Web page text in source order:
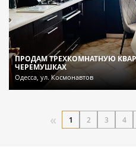
ПРОДАМ ТРЕХКОМНАТНУЮ
ЧЕРЕМУШКАХ
Одесса, ул. Космонавтов
« 1 2 3 4